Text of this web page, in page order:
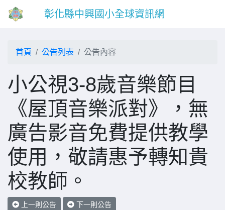
彰化縣中興國小全球資訊網
首頁 公告列表 公告內容
小公視3-8歲音樂節目
《屋頂音樂派對》，無
廣告影音免費提供教學
使用，敬請惠予轉知貴
校教師。
上一則公告 下一則公告